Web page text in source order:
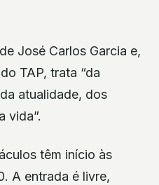
José Carlos Garcia e,
TAP, trata “da
atualidade, dos
vida”.
têm início às
A entrada é livre,